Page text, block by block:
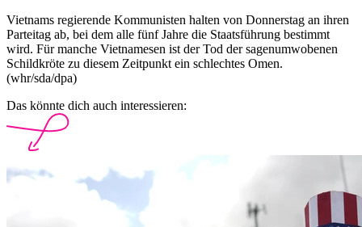
Vietnams regierende Kommunisten halten von Donnerstag an ihren
Parteitag ab, bei dem alle fünf Jahre die Staatsführung bestimmt
wird. Für manche Vietnamesen ist der Tod der sagenumwobenen
Schildkröte zu diesem Zeitpunkt ein schlechtes Omen.
(whr/sda/dpa)
Das könnte dich auch interessieren: